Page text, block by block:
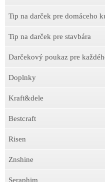
Tip na darček pre domáceho
Tip na darček pre stavbára
Darčekový poukaz pre
Doplnky
Kraft&dele
Bestcraft
Risen
Znshine
Seraphim